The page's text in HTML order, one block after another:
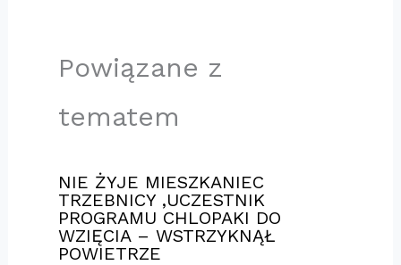
Powiązane z
tematem
NIE ŻYJE MIESZKANIEC
TRZEBNICY ,UCZESTNIK
PROGRAMU CHLOPAKI DO
WZIĘCIA – WSTRZYKNĄŁ
POWIETRZE